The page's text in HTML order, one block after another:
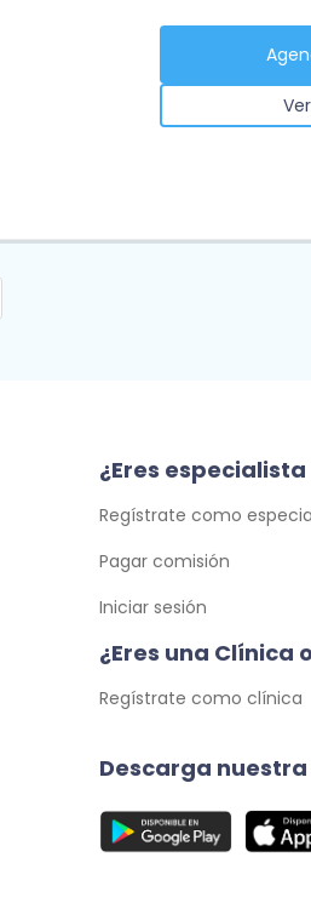
¿Eres
Regístrate como
Pagar comisión
Iniciar sesión
¿Eres una Clínica
Regístrate como clínica
Descarga